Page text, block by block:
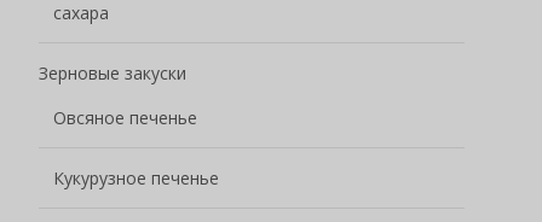
сахара
Зерновые закуски
Овсяное печенье
Кукурузное печенье